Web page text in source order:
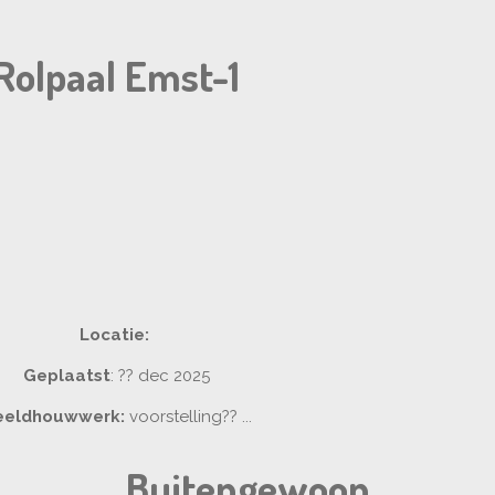
Emst-1
Locatie:
Geplaatst: ?? dec 2025
voorstelling?? ...